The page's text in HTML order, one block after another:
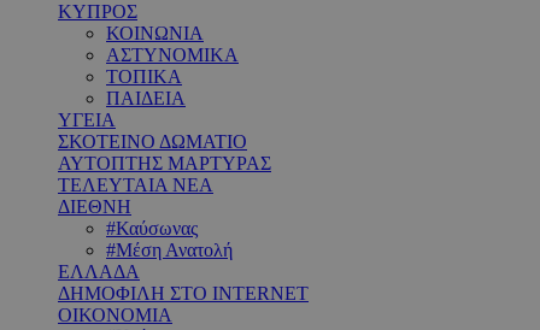
ΚΥΠΡΟΣ
ΚΟΙΝΩΝΙΑ
ΑΣΤΥΝΟΜΙΚΑ
ΤΟΠΙΚΑ
ΠΑΙΔΕΙΑ
ΥΓΕΙΑ
ΣΚΟΤΕΙΝΟ ΔΩΜΑΤΙΟ
ΑΥΤΟΠΤΗΣ ΜΑΡΤΥΡΑΣ
ΤΕΛΕΥΤΑΙΑ ΝΕΑ
ΔΙΕΘΝΗ
#Καύσωνας
#Μέση Ανατολή
ΕΛΛΑΔΑ
ΔΗΜΟΦΙΛΗ ΣΤΟ INTERNET
ΟΙΚΟΝΟΜΙΑ